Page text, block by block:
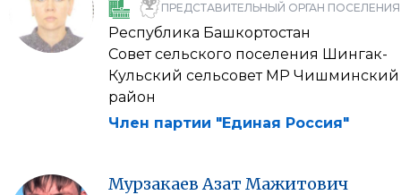
ПРЕДСТАВИТЕЛЬНЫЙ ОРГАН ПОСЕЛЕНИЯ
Республика Башкортостан
Совет сельского поселения Шингак-
Кульский сельсовет МР Чишминский
район
Член партии "Единая Россия"
Мурзакаев Азат Мажитович